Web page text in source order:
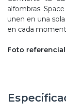
alfombras
unen en una
en cada
Foto